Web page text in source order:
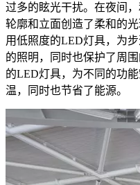
过多的眩光干扰。在夜间
轮廓和立面创造了柔和的
用低照度的LED灯具，为
的照明，同时也保护了周
的LED灯具，为不同的功
温，同时也节省了能源。